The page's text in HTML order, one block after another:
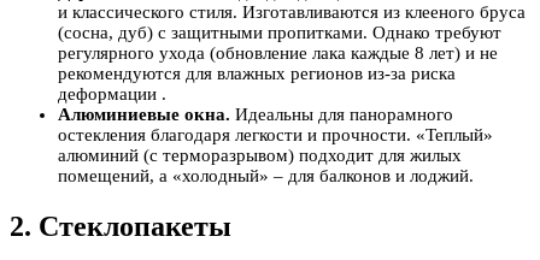
и классического стиля. Изготавливаются из клееного бруса
(сосна, дуб) с защитными пропитками. Однако требуют
регулярного ухода (обновление лака каждые 8 лет) и не
рекомендуются для влажных регионов из-за риска
деформации .
Алюминиевые окна. Идеальны для панорамного
остекления благодаря легкости и прочности. «Теплый»
алюминий (с терморазрывом) подходит для жилых
помещений, а «холодный» – для балконов и лоджий.
2. Стеклопакеты